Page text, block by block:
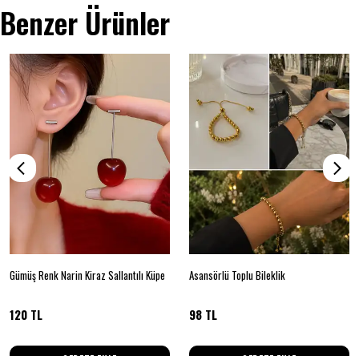
Benzer Ürünler
Gümüş Renk Narin Kiraz Sallantılı Küpe
120 TL
Asansörlü Toplu Bileklik
98 TL